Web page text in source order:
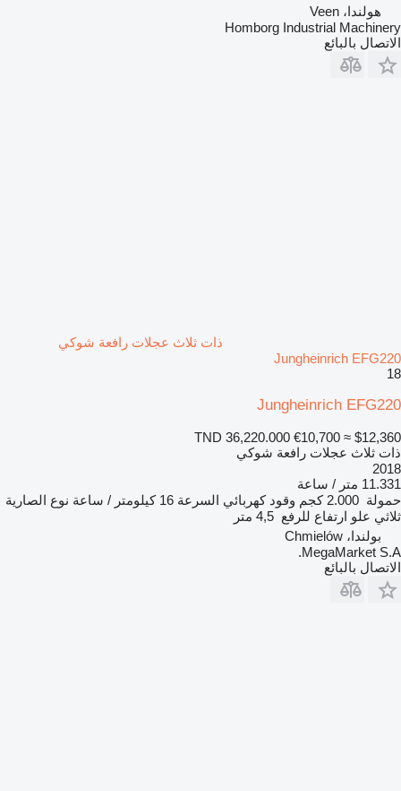
هولندا، Veen
Homborg Industrial Machinery
الاتصال بالبائع
ذات ثلاث عجلات رافعة شوكي
Jungheinrich EFG220
18
Jungheinrich EFG220
TND 36,220.000 €10,700 ≈ $12,360
ذات ثلاث عجلات رافعة شوكي
2018
11.331 متر / ساعة
حمولة 2.000 كجم وقود كهربائي السرعة 16 كيلومتر / ساعة
نوع الصارية
ثلاثي علو ارتفاع للرفع 4,5 متر
بولندا، Chmielów
MegaMarket S.A.
الاتصال بالبائع